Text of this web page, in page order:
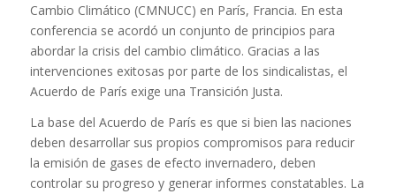
Cambio Climático (CMNUCC) en París, Francia. En esta
conferencia se acordó un conjunto de principios para
abordar la crisis del cambio climático. Gracias a las
intervenciones exitosas por parte de los sindicalistas, el
Acuerdo de París exige una Transición Justa.
La base del Acuerdo de París es que si bien las naciones
deben desarrollar sus propios compromisos para reducir
la emisión de gases de efecto invernadero, deben
controlar su progreso y generar informes constatables. La